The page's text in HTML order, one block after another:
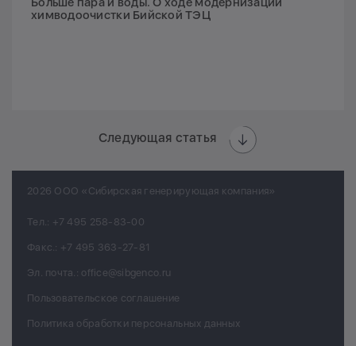
химводоочистки Бийской ТЭЦ
Следующая статья
2026 ООО «Сибирская генерирующая компания»
Тел.: +7 495 258-83-00
Факс.: +7 495 363-27-81
Эл. почта.: office@sibgenco.ru
Пользовательское соглашение
Политика обработки персональных данных